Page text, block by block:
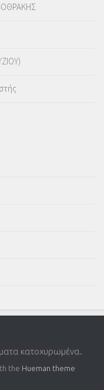
κατοχυρωμένα.
the Hueman theme